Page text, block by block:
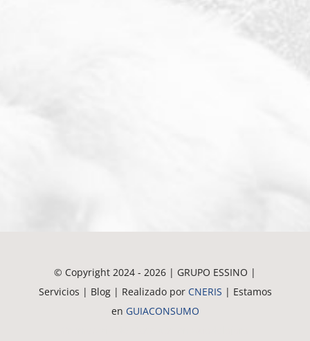
© Copyright 2024 - 2026 | GRUPO ESSINO |
Servicios | Blog | Realizado por CNERIS | Estamos
en GUIACONSUMO